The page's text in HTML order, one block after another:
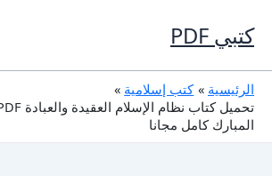
إلى
المحتوى
كتبي PDF
الرئيسية
كتب إسلامية
المبارك كامل مجانا